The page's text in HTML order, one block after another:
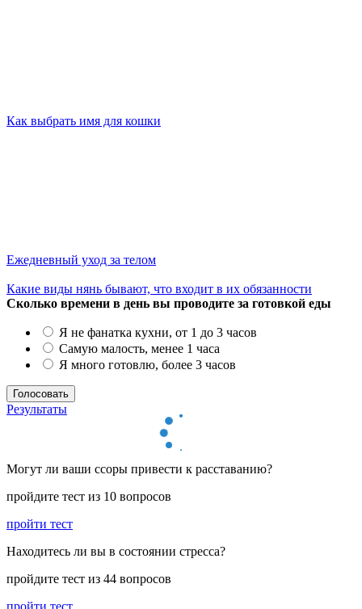
Как выбрать имя для кошки
Ежедневный уход за телом
Какие виды нянь бывают, что входит в их обязанности
Сколько времени в день вы проводите за готовкой еды
Я не фанатка кухни, от 1 до 3 часов
Самую малость, менее 1 часа
Я много готовлю, более 3 часов
Результаты
Могут ли ваши ссоры привести к расставанию?
пройдите тест из 10 вопросов
пройти тест
Находитесь ли вы в состоянии стресса?
пройдите тест из 44 вопросов
пройти тест